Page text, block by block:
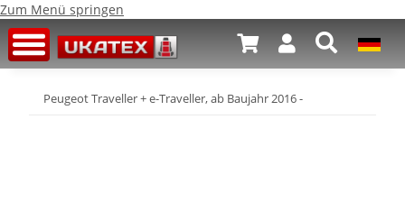
Zum Menü springen
Peugeot Traveller + e-Traveller, ab Baujahr 2016 -